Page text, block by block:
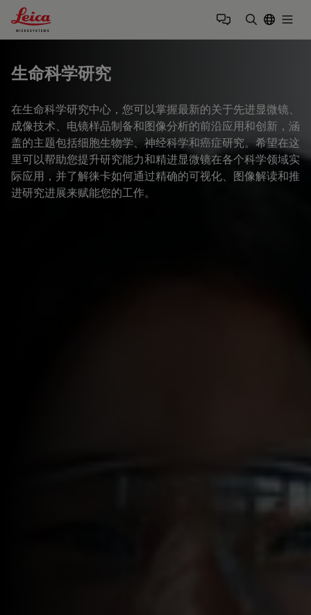
Leica Microsystems Logo
生命科学研究
在生命科学研究中心，您可以掌握最新的关于先进显微镜、
成像技术、电镜样品制备和图像分析的前沿应用和创新，涵
盖的主题包括细胞生物学、神经科学和癌症研究。希望在这
里可以帮助您提升研究能力和精进显微镜在各个科学领域实
际应用，并了解徕卡如何通过精确的可视化、图像解读和推
进研究进展来赋能您的工作。